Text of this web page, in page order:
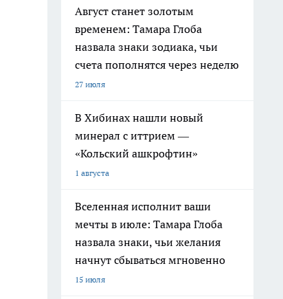
Август станет золотым
временем: Тамара Глоба
назвала знаки зодиака, чьи
счета пополнятся через неделю
27 июля
В Хибинах нашли новый
минерал с иттрием —
«Кольский ашкрофтин»
1 августа
Вселенная исполнит ваши
мечты в июле: Тамара Глоба
назвала знаки, чьи желания
начнут сбываться мгновенно
15 июля